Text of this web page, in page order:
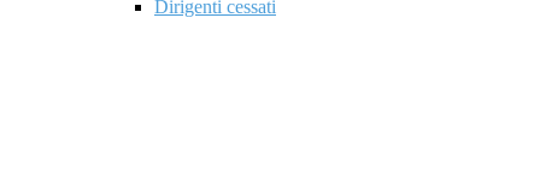
Dirigenti cessati